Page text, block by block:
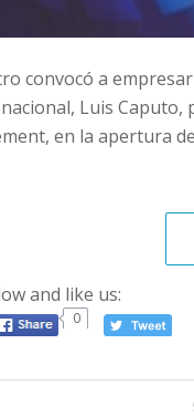
convocó a
Luis
en la apertura
and like us:
0